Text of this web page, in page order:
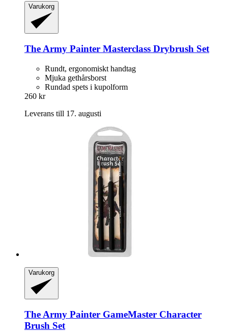
Varukorg
The Army Painter Masterclass Drybrush Set
Rundt, ergonomiskt handtag
Mjuka gethårsborst
Rundad spets i kupolform
260 kr
Leverans till 17. augusti
Varukorg
The Army Painter GameMaster Character
Brush Set